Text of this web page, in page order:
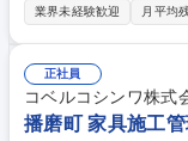
当していただきます。 【やりがい】 バフ研磨はステンレスの表面に細や
要な役割を担えます。
して一層の成長を実感できます。 募集職種 羽島【研
キャリア◎面接1回～/賞
業界未経験歓迎 月平均
正社員
コベルコシンワ株式
播磨町 家具施工